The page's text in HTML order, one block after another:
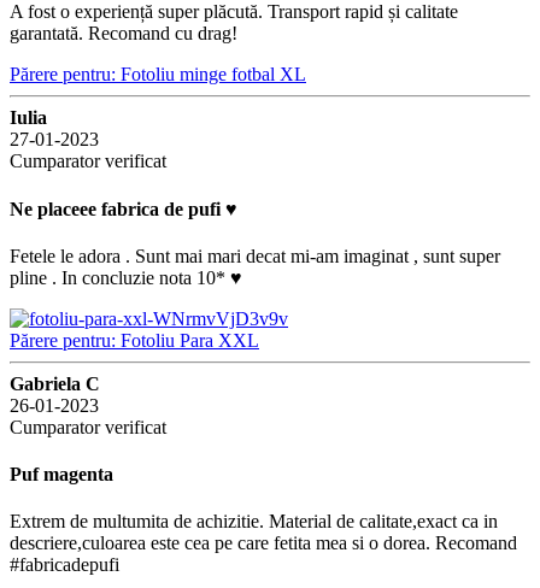
A fost o experiență super plăcută. Transport rapid și calitate
garantată. Recomand cu drag!
Părere pentru: Fotoliu minge fotbal XL
Iulia
27-01-2023
Cumparator verificat
Ne placeee fabrica de pufi ♥️
Fetele le adora . Sunt mai mari decat mi-am imaginat , sunt super
pline . In concluzie nota 10* ♥️
Părere pentru: Fotoliu Para XXL
Gabriela C
26-01-2023
Cumparator verificat
Puf magenta
Extrem de multumita de achizitie. Material de calitate,exact ca in
descriere,culoarea este cea pe care fetita mea si o dorea. Recomand
#fabricadepufi